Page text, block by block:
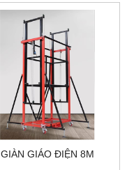
GIÀN GIÁO ĐIỆN 8M